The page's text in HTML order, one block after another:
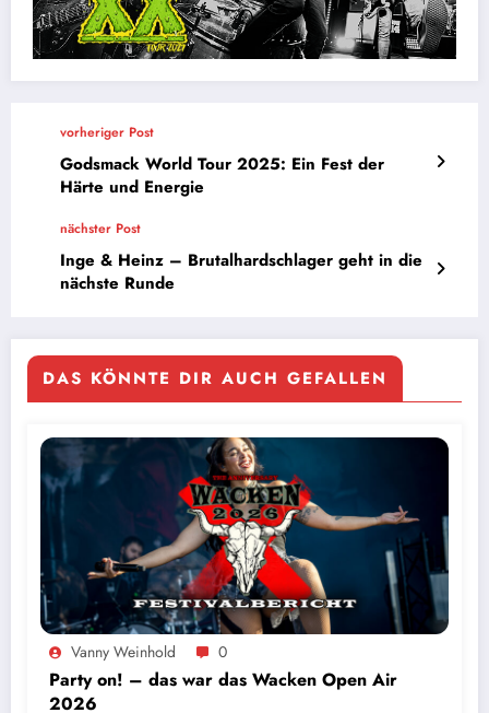
vorheriger Post
Godsmack World Tour 2025: Ein Fest der
Härte und Energie
nächster Post
Inge & Heinz – Brutalhardschlager geht in die
nächste Runde
DAS KÖNNTE DIR AUCH GEFALLEN
Vanny Weinhold 0
Party on! – das war das Wacken Open Air
2026